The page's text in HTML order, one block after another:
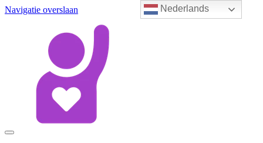
Nederlands
Navigatie overslaan